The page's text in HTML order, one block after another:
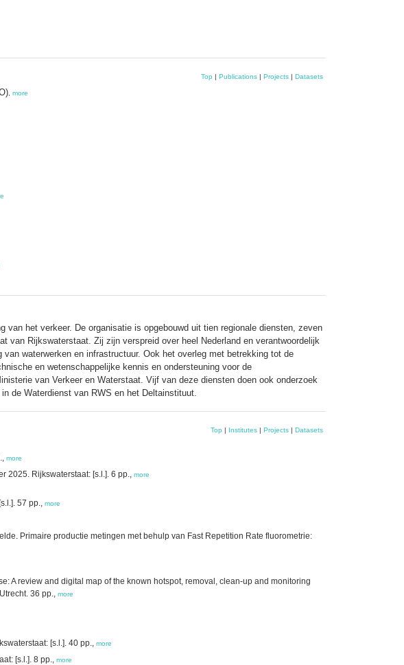
Top | Publications | Projects | Datasets
more
het verkeer. De organisatie is opgebouwd uit tien regionale diensten, zeven
van Rijkswaterstaat. Zij zijn verspreid over heel Nederland en verantwoordelijk
waterwerken en infrastructuur. Ook het overleg met betrekking tot de
en wetenschappelijke kennis en ondersteuning voor de
van Verkeer en Waterstaat. Vijf van deze diensten doen ook onderzoek
de Waterdienst van RWS en het Deltainstituut.
Top | Institutes | Projects | Datasets
more
2025. Rijkswaterstaat: [s.l.]. 6 pp., more
57 pp., more
Primaire productie metingen met behulp van Fast Repetition Rate fluorometrie:
A review and digital map of the known hotspot, removal, clean-up and monitoring
36 pp., more
[s.l.]. 40 pp., more
[s.l.]. 8 pp., more